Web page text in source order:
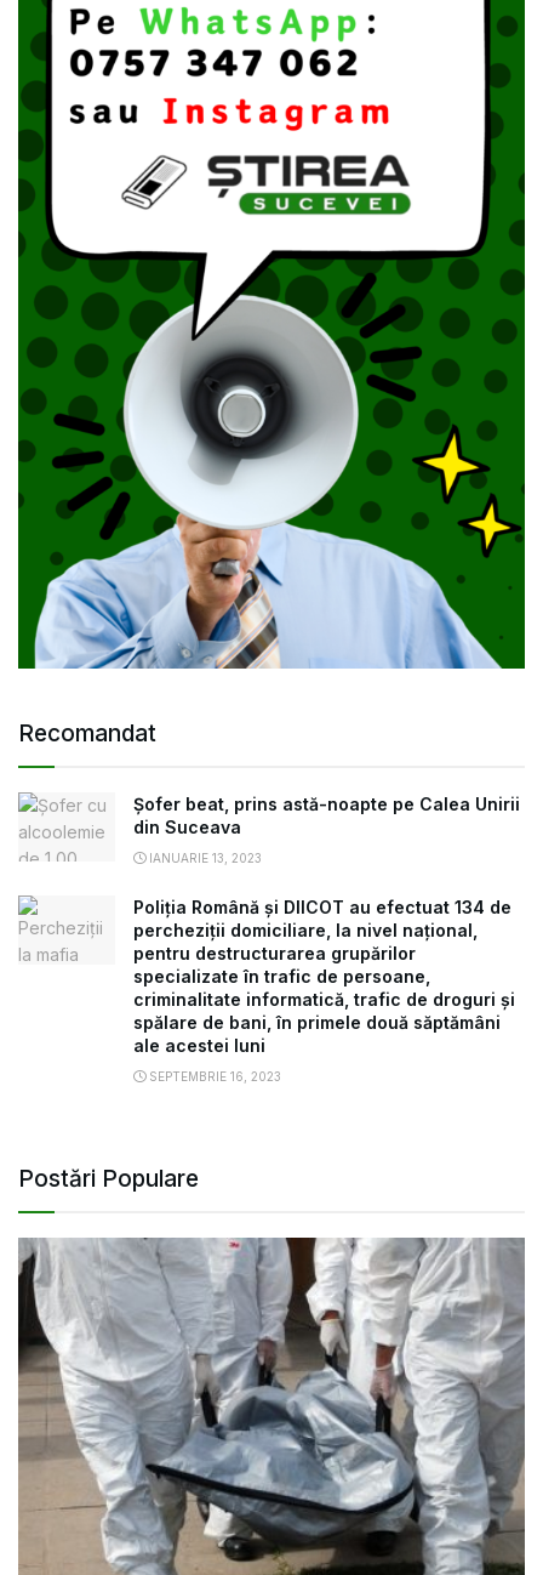
Recomandat
Șofer beat, prins astă-noapte pe Calea Unirii
din Suceava
IANUARIE 13, 2023
Poliția Română și DIICOT au efectuat 134 de
percheziții domiciliare, la nivel național,
pentru destructurarea grupărilor
specializate în trafic de persoane,
criminalitate informatică, trafic de droguri și
spălare de bani, în primele două săptămâni
ale acestei luni
SEPTEMBRIE 16, 2023
Postări Populare